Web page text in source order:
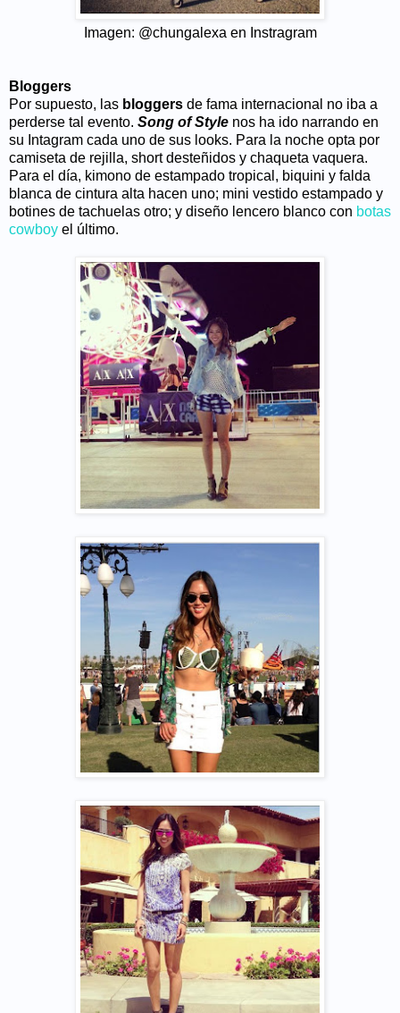
Imagen: @chungalexa en Instragram
Bloggers
Por supuesto, las bloggers de fama internacional no iba a
perderse tal evento. Song of Style nos ha ido narrando en
su Intagram cada uno de sus looks. Para la noche opta por
camiseta de rejilla, short desteñidos y chaqueta vaquera.
Para el día, kimono de estampado tropical, biquini y falda
blanca de cintura alta hacen uno; mini vestido estampado y
botines de tachuelas otro; y diseño lencero blanco con botas
cowboy el último.